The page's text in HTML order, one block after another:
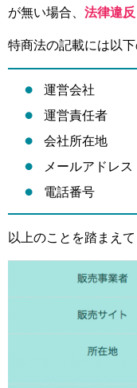
が無い場合、 法律違反
特商法の記載には以
運営会社
運営責任者
会社所在地
メールアドレス
電話番号
以上のことを踏まえ